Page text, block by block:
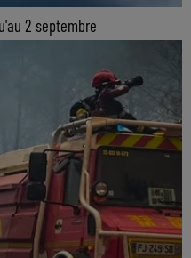
2 septembre